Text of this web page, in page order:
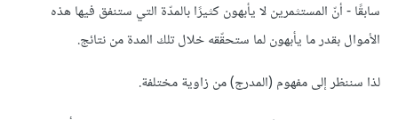
سابقًا - أنّ المستثمرين لا يأبهون كثيرًا بالمدّة التي ستنفق فيها هذه
اﻷموال بقدر ما يأبهون لما ستحقّقه خلال تلك المدة من نتائج.
لذا سننظر إلى مفهوم (المدرج) من زاوية مختلفة.